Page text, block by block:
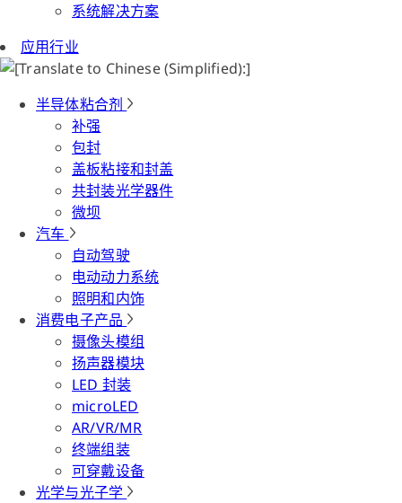
系统解决方案
应用行业
半导体粘合剂
补强
包封
盖板粘接和封盖
共封装光学器件
微坝
汽车
自动驾驶
电动动力系统
照明和内饰
消费电子产品
摄像头模组
扬声器模块
LED 封装
microLED
AR/VR/MR
终端组装
可穿戴设备
光学与光子学